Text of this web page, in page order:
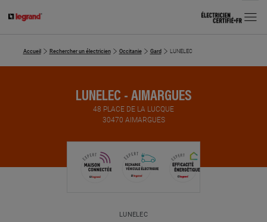
MENU
Accueil Rechercher un électricien Occitanie Gard LUNELEC
LUNELEC - AIMARGUES
48 PLACE DE LA LUCQUE
30470 AIMARGUES
LUNELEC